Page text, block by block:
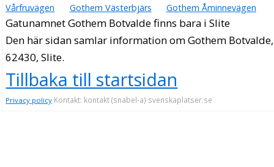
Vårfruvägen
Gothem Västerbjärs Gothem Åminnevägen
Gatunamnet Gothem Botvalde finns bara i Slite
Den här sidan samlar information om Gothem Botvalde,
62430, Slite.
Tillbaka till startsidan
Privacy policy Kontakt: kontakt (snabel-a) svenskaplatser.se